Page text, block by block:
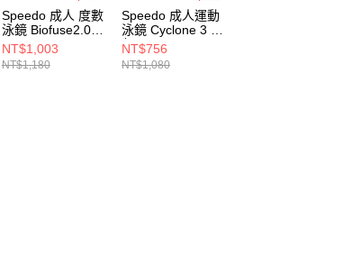
Speedo 成人 度數
泳鏡 Biofuse2.0
黑/黑
NT$1,003
NT$1,180
Speedo 成人運動
泳鏡 Cyclone 3 黑/
灰
NT$756
NT$1,080